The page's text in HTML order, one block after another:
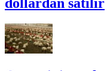
dollardan satılır